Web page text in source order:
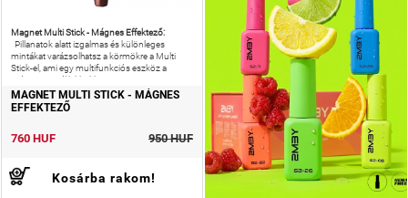
Magnet Multi Stick - Mágnes Effektező:
Pillanatok alatt izgalmas és különleges
mintákat varázsolhatsz a körmökre a Multi
Stick-el, ami egy multifunkciós eszköz a
mágneses gél lakkokhoz.
MAGNET MULTI STICK - MÁGNES
EFFEKTEZŐ
760 HUF 950 HUF
Kosárba rakom!